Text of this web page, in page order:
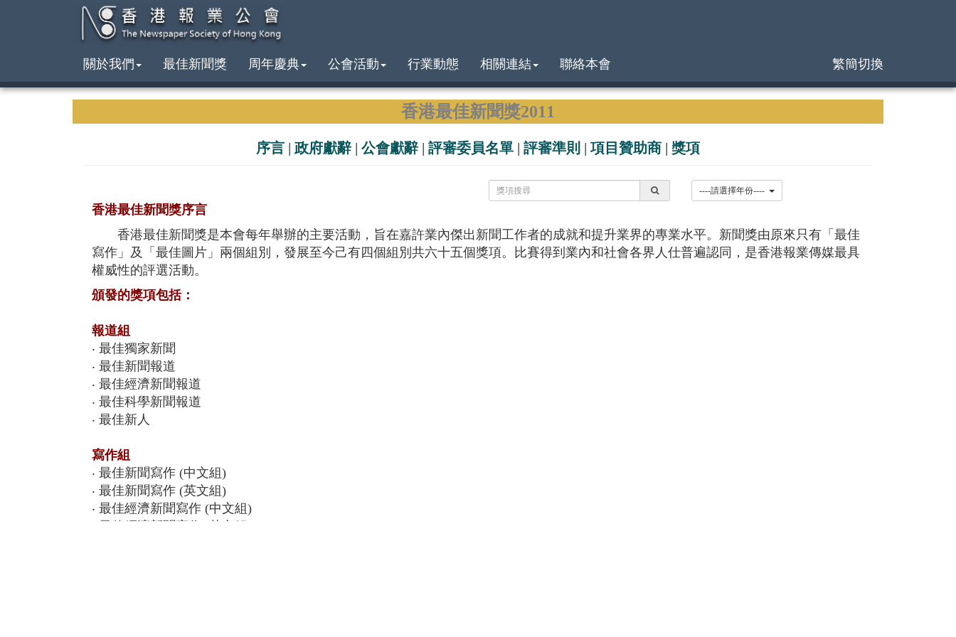
關於我們 最佳新聞獎 周年慶典 公會活動 行業動態 相關連結 聯絡本會 繁簡切換
香港最佳新聞獎2011
序言 | 政府獻辭 | 公會獻辭 | 評審委員名單 | 評審準則 | 項目贊助商 | 獎項
香港最佳新聞獎序言
香港最佳新聞獎是本會每年舉辦的主要活動，旨在嘉許業內傑出新聞工作者的成就和提升業界的專業水平。新聞獎由原來只有「最佳
寫作」及「最佳圖片」兩個組別，發展至今己有四個組別共六十五個獎項。比賽得到業內和社會各界人仕普遍認同，是香港報業傳媒最具
權威性的評選活動。
頒發的獎項包括：
報道組
‧ 最佳獨家新聞
‧ 最佳新聞報道
‧ 最佳經濟新聞報道
‧ 最佳科學新聞報道
‧ 最佳新人
寫作組
‧ 最佳新聞寫作 (中文組)
‧ 最佳新聞寫作 (英文組)
‧ 最佳經濟新聞寫作 (中文組)